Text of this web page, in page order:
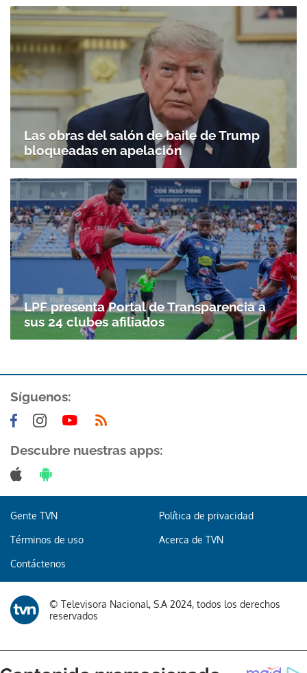
Gracias por suscribirte a nuestro boletín.
ACEPTAR
Las obras del salón de baile de Trump
bloqueadas en apelación
LPF presenta Portal de Transparencia a
sus 24 clubes afiliados
Síguenos:
Descubre nuestras apps:
Gente TVN Política de privacidad
Términos de uso Acerca de TVN
Contáctenos
© Televisora Nacional, S.A 2024, todos los derechos
reservados